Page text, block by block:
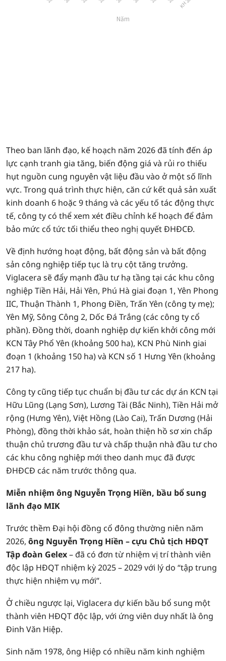
Theo ban lãnh đạo, kế hoạch năm 2026 đã tính đến áp
lực cạnh tranh gia tăng, biến động giá và rủi ro thiếu
hụt nguồn cung nguyên vật liệu đầu vào ở một số lĩnh
vực. Trong quá trình thực hiện, căn cứ kết quả sản xuất
kinh doanh 6 hoặc 9 tháng và các yếu tố tác động thực
tế, công ty có thể xem xét điều chỉnh kế hoạch để đảm
bảo mức cổ tức tối thiểu theo nghị quyết ĐHĐCĐ.
Về định hướng hoạt động, bất động sản và bất động
sản công nghiệp tiếp tục là trụ cột tăng trưởng.
Viglacera sẽ đẩy mạnh đầu tư hạ tầng tại các khu công
nghiệp Tiền Hải, Hải Yên, Phú Hà giai đoạn 1, Yên Phong
IIC, Thuận Thành 1, Phong Điền, Trấn Yên (công ty mẹ);
Yên Mỹ, Sông Công 2, Dốc Đá Trắng (các công ty cổ
phần). Đồng thời, doanh nghiệp dự kiến khởi công mới
KCN Tây Phổ Yên (khoảng 500 ha), KCN Phù Ninh giai
đoạn 1 (khoảng 150 ha) và KCN số 1 Hưng Yên (khoảng
217 ha).
Công ty cũng tiếp tục chuẩn bị đầu tư các dự án KCN tại
Hữu Lũng (Lạng Sơn), Lương Tài (Bắc Ninh), Tiền Hải mở
rộng (Hưng Yên), Việt Hồng (Lào Cai), Trấn Dương (Hải
Phòng), đồng thời khảo sát, hoàn thiện hồ sơ xin chấp
thuận chủ trương đầu tư và chấp thuận nhà đầu tư cho
các khu công nghiệp mới theo danh mục đã được
ĐHĐCĐ các năm trước thông qua.
Miễn nhiệm ông Nguyễn Trọng Hiền, bầu bổ sung
lãnh đạo MIK
Trước thềm Đại hội đồng cổ đông thường niên năm
2026, ông Nguyễn Trọng Hiền – cựu Chủ tịch HĐQT
Tập đoàn Gelex– đã có đơn từ nhiệm vị trí thành viên
độc lập HĐQT nhiệm kỳ 2025 – 2029 với lý do “tập trung
thực hiện nhiệm vụ mới”.
Ở chiều ngược lại, Viglacera dự kiến bầu bổ sung một
thành viên HĐQT độc lập, với ứng viên duy nhất là ông
Đinh Văn Hiệp.
Sinh năm 1978, ông Hiệp có nhiều năm kinh nghiệm